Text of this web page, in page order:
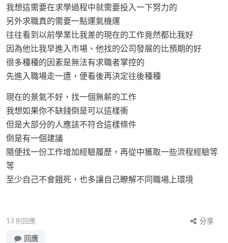
我想這需要在求學過程中就需要投入一下努力的
另外求職真的需要一點運氣機運
往往看到以前學業比我差的現在的工作竟然都比我好
因為他比我早進入市場、他找的公司發展的比預期的好
很多種種的因素是無法有求職者掌控的
先進入職場走一遭，便看後再決定往後種種
現在的景氣不好，找一個無薪的工作
我想如果你不缺錢倒是可以這樣衝
但是大部分的人應該不符合這樣條件
倒是有一個建議
隨便找一份工作增加經驗履歷，再從中獲取一些流程經驗等
等
至少自己不會餓死，也多讓自己瞭解不同職場上環境
13 則回應
分享
回應